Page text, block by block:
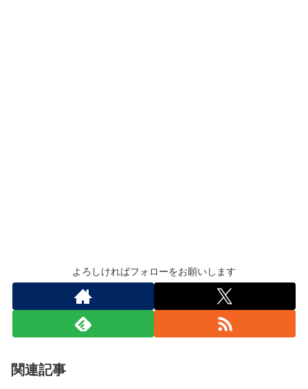
よろしければフォローをお願いします
関連記事